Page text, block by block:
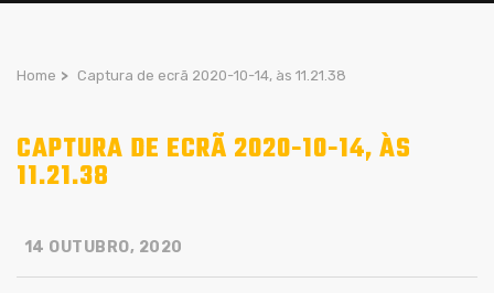
Home > Captura de ecrã 2020-10-14, às 11.21.38
CAPTURA DE ECRÃ 2020-10-14, ÀS
11.21.38
14 OUTUBRO, 2020